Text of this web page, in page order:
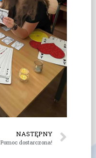
NASTĘPNY
Pomoc dostarczona!